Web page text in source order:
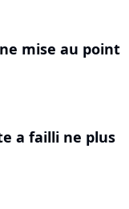
mise au point
a failli ne plus